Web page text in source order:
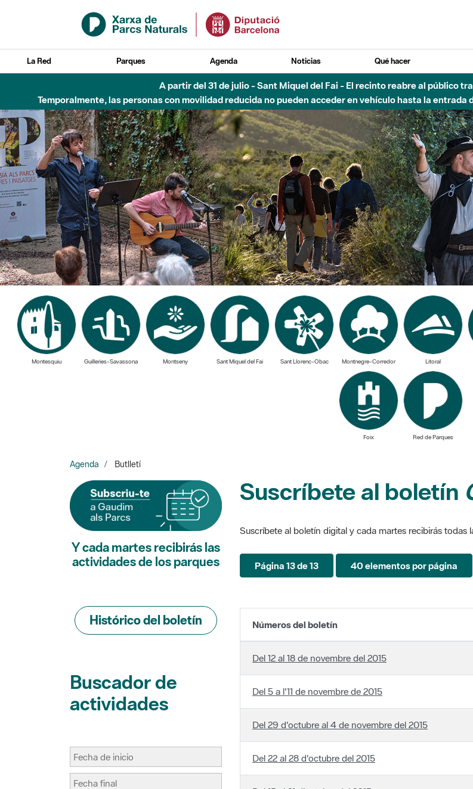
Saltar al contenido principal
La Red Parques Agenda Noticias Qué hacer
Hasta diciembre de 2026 - Parque Fluvial Besós - Afectaciones en el cauce del Parque Fluvial
Montesquiu Guilleries-Savassona Sant Miquel del Fai Sant Llorenc-Obac Montnegre-Corredor
Foix Red de Parques
Y cada martes recibirás las
actividades de los parques
Histórico del boletín
actividades
Suscríbete al boletín
Página 13 de 13 40 elementos por página
Números del boletín
Del 12 al 18 de novembre del 2015
Del 5 a l'11 de novembre de 2015
Del 29 d'octubre al 4 de novembre del 2015
Del 22 al 28 d'octubre del 2015
Del 15 al 21 d'octubre del 2015